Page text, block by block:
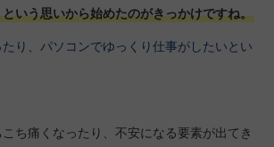
いう思いから始めたのがきっかけですね。
り、パソコンでゆっくり仕事がしたいとい
ち痛くなったり、不安になる要素が出てき